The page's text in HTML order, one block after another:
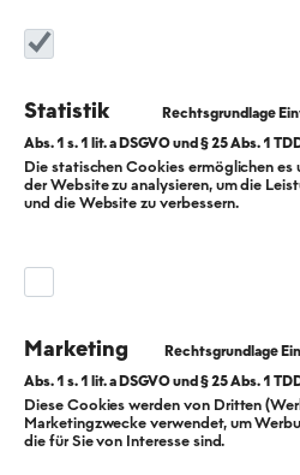
Über
unsere Energie und
Erfahrung und
sichern wir eine
Statistik
Die statischen Cookies ermöglichen es
der Website zu analysieren, um die
und die Website zu verbessern.
Marketing
Diese Cookies werden von Dritten
Marketingzwecke verwendet, um
die für Sie von Interesse sind.